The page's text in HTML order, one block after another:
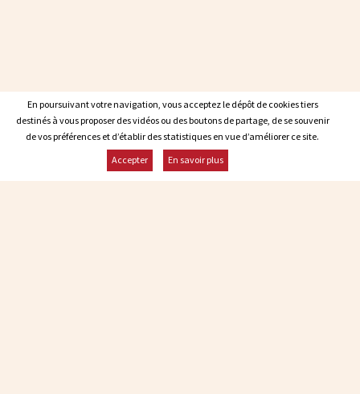
En poursuivant votre navigation, vous acceptez le dépôt de cookies tiers
destinés à vous proposer des vidéos ou des boutons de partage, de se souvenir
de vos préférences et d’établir des statistiques en vue d’améliorer ce site.
Accepter
En savoir plus
En poursuivant votre navigation, vous acceptez le dépôt de cookies tiers
destinés à vous proposer des vidéos ou des boutons de partage, de se souvenir
de vos préférences et d’établir des statistiques en vue d’améliorer ce site.
Accepter
En savoir plus